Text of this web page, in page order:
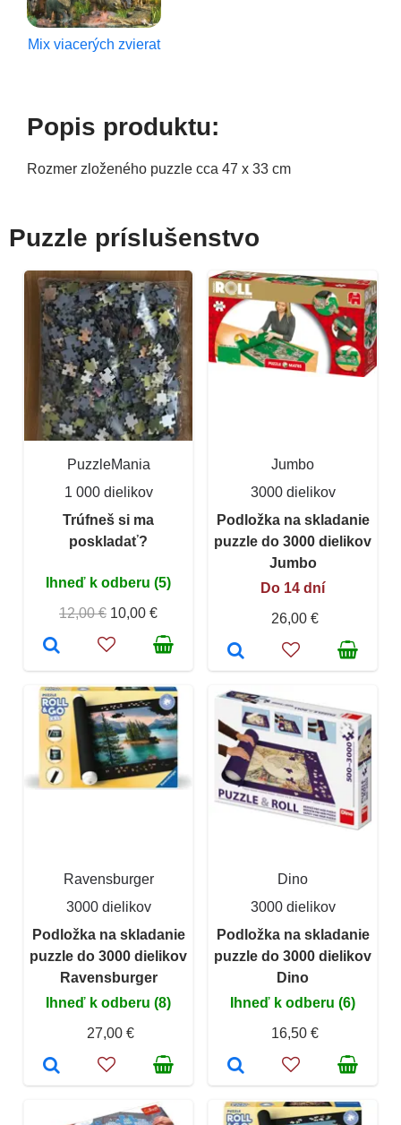
Mix viacerých zvierat
Popis produktu:
Rozmer zloženého puzzle cca 47 x 33 cm
Puzzle príslušenstvo
PuzzleMania
1 000 dielikov
Trúfneš si ma
poskladať?
Ihneď k odberu (5)
12,00 € 10,00 €
Jumbo
3000 dielikov
Podložka na skladanie
puzzle do 3000 dielikov
Jumbo
Do 14 dní
26,00 €
Ravensburger
3000 dielikov
Podložka na skladanie
puzzle do 3000 dielikov
Ravensburger
Ihneď k odberu (8)
27,00 €
Dino
3000 dielikov
Podložka na skladanie
puzzle do 3000 dielikov
Dino
Ihneď k odberu (6)
16,50 €